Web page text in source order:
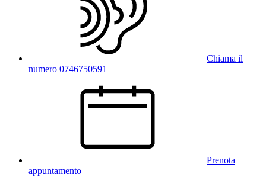
Chiama il
numero 0746750591
Prenota
appuntamento